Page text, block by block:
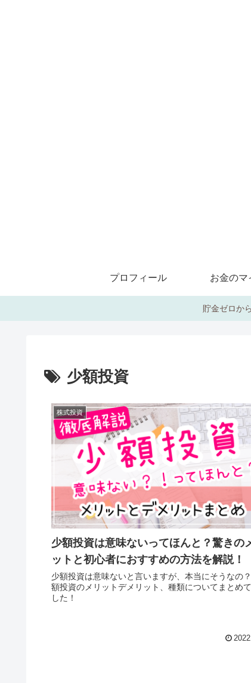
プロフィール お金のマ
貯金ゼロか
少額投資
株式投資
少額投資は意味ないってほんと？驚きの
ットと初心者におすすめの方法を解説！
少額投資は意味ないと言いますが、本当にそうなの
額投資のメリットデメリット、種類についてまとめ
した！